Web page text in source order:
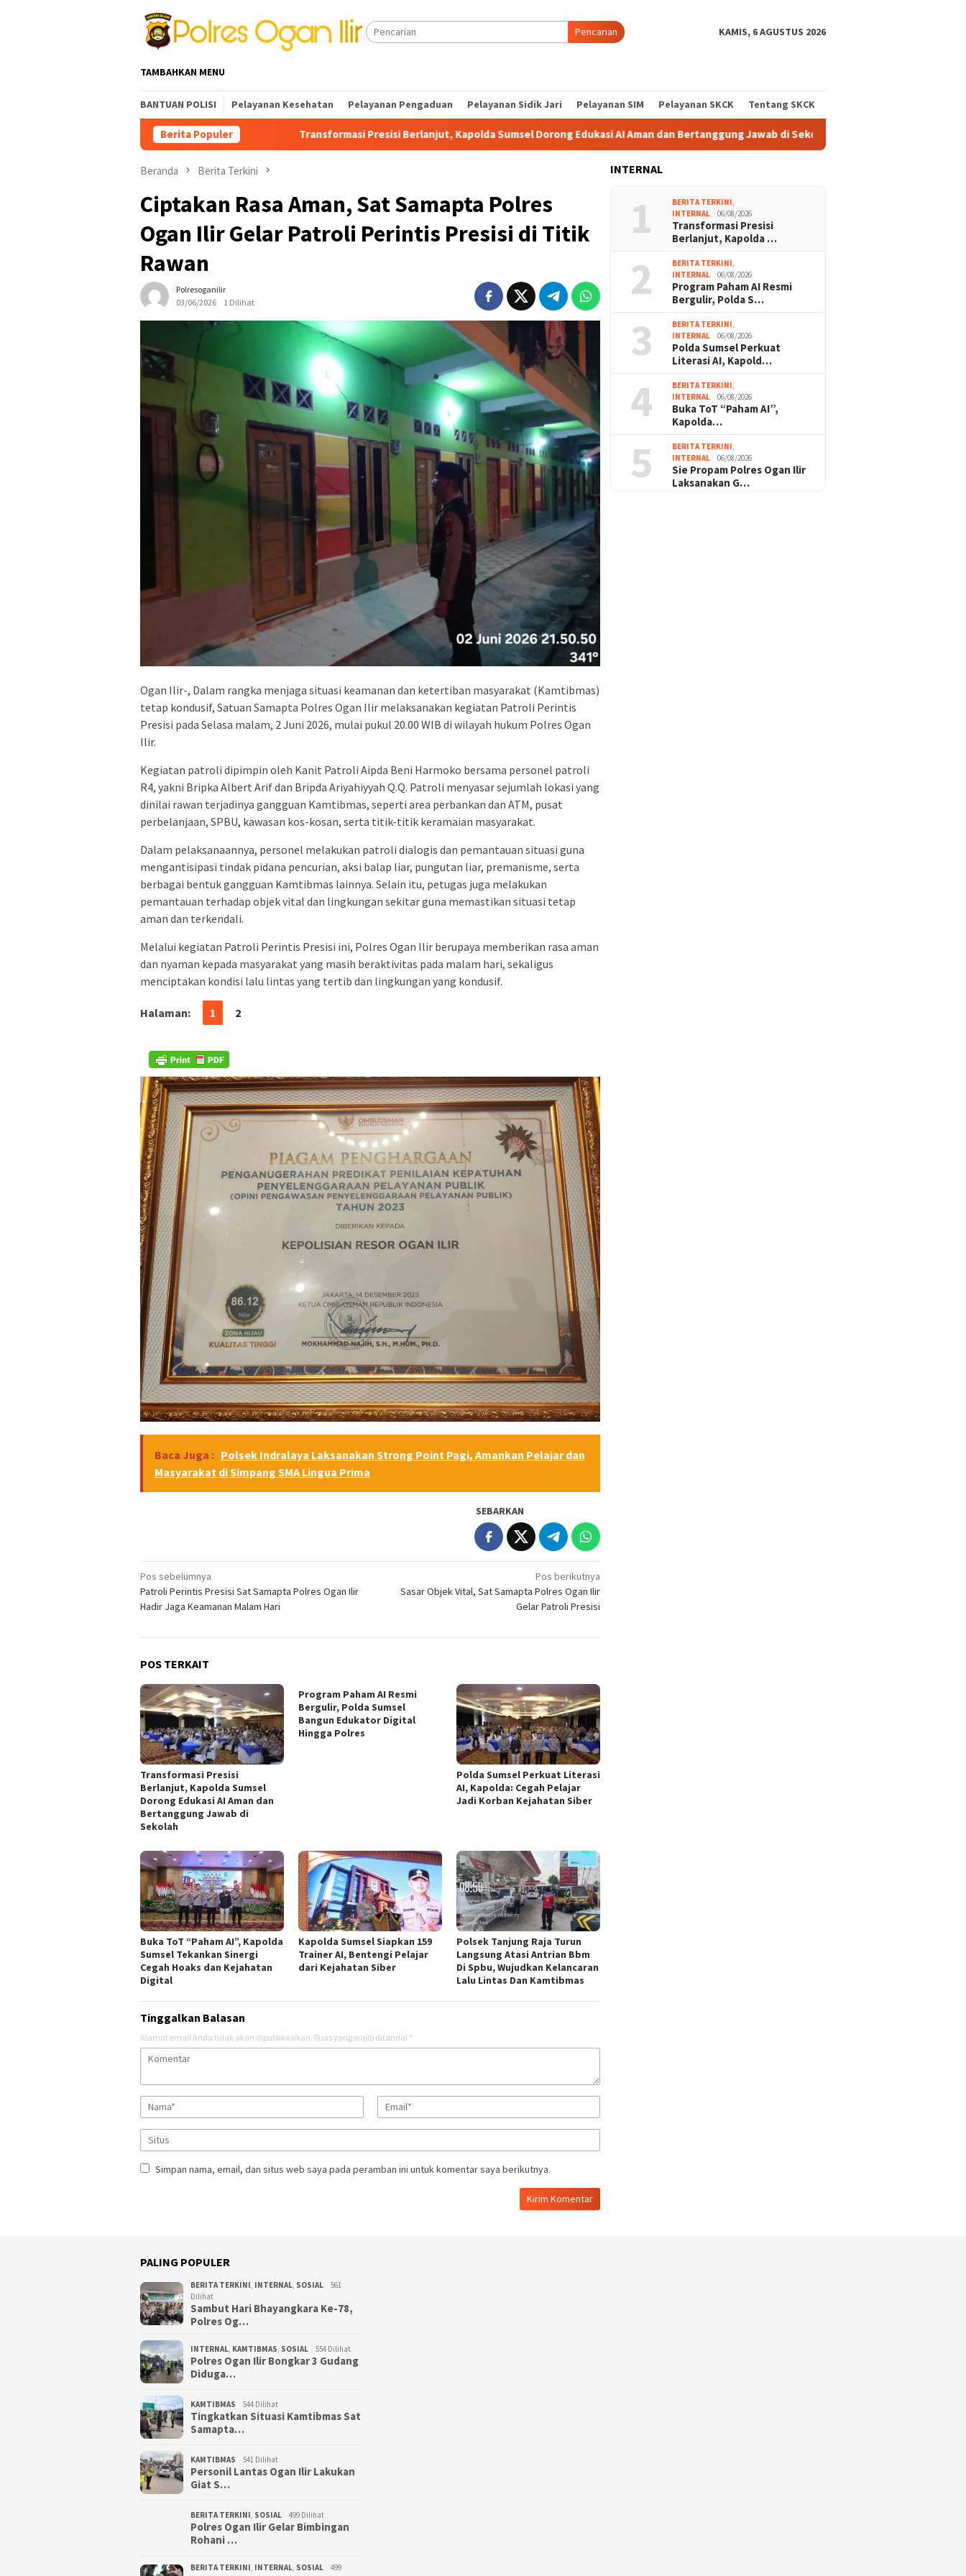
Pencarian KAMIS, 6 AGUSTUS 2026
TAMBAHKAN MENU
BANTUAN POLISI Pelayanan Kesehatan Pelayanan Pengaduan Pelayanan Sidik Jari Pelayanan SIM Pelayanan SKCK Tentang SKCK
Berita PopulerTransformasi Presisi Berlanjut, Kapolda Sumsel Dorong Edukasi AI Aman dan Bertanggung Jawab di Sekolah Program Paham AI Resmi Bergulir,
Beranda Berita Terkini
Ciptakan Rasa Aman, Sat Samapta Polres
Ogan Ilir Gelar Patroli Perintis Presisi di Titik
Rawan
Polresoganilir
03/06/2026
1 Dilihat
Ogan Ilir-, Dalam rangka menjaga situasi keamanan dan ketertiban masyarakat (Kamtibmas)
tetap kondusif, Satuan Samapta Polres Ogan Ilir melaksanakan kegiatan Patroli Perintis
Presisi pada Selasa malam, 2 Juni 2026, mulai pukul 20.00 WIB di wilayah hukum Polres Ogan
Ilir.
Kegiatan patroli dipimpin oleh Kanit Patroli Aipda Beni Harmoko bersama personel patroli
R4, yakni Bripka Albert Arif dan Bripda Ariyahiyyah Q.Q. Patroli menyasar sejumlah lokasi yang
dinilai rawan terjadinya gangguan Kamtibmas, seperti area perbankan dan ATM, pusat
perbelanjaan, SPBU, kawasan kos-kosan, serta titik-titik keramaian masyarakat.
Dalam pelaksanaannya, personel melakukan patroli dialogis dan pemantauan situasi guna
mengantisipasi tindak pidana pencurian, aksi balap liar, pungutan liar, premanisme, serta
berbagai bentuk gangguan Kamtibmas lainnya. Selain itu, petugas juga melakukan
pemantauan terhadap objek vital dan lingkungan sekitar guna memastikan situasi tetap
aman dan terkendali.
Melalui kegiatan Patroli Perintis Presisi ini, Polres Ogan Ilir berupaya memberikan rasa aman
dan nyaman kepada masyarakat yang masih beraktivitas pada malam hari, sekaligus
menciptakan kondisi lalu lintas yang tertib dan lingkungan yang kondusif.
Halaman: 1 2
Baca Juga : Polsek Indralaya Laksanakan Strong Point Pagi, Amankan Pelajar dan
Masyarakat di Simpang SMA Lingua Prima
SEBARKAN
Navigasi
pos
Pos sebelumnya
Patroli Perintis Presisi Sat Samapta Polres Ogan Ilir
Hadir Jaga Keamanan Malam Hari
Pos berikutnya
Sasar Objek Vital, Sat Samapta Polres Ogan Ilir
Gelar Patroli Presisi
POS TERKAIT
Transformasi Presisi
Berlanjut, Kapolda Sumsel
Dorong Edukasi AI Aman dan
Bertanggung Jawab di
Sekolah
Program Paham AI Resmi
Bergulir, Polda Sumsel
Bangun Edukator Digital
Hingga Polres
Polda Sumsel Perkuat Literasi
AI, Kapolda: Cegah Pelajar
Jadi Korban Kejahatan Siber
Buka ToT “Paham AI”, Kapolda
Sumsel Tekankan Sinergi
Cegah Hoaks dan Kejahatan
Digital
Kapolda Sumsel Siapkan 159
Trainer AI, Bentengi Pelajar
dari Kejahatan Siber
Polsek Tanjung Raja Turun
Langsung Atasi Antrian Bbm
Di Spbu, Wujudkan Kelancaran
Lalu Lintas Dan Kamtibmas
Tinggalkan Balasan
Alamat email Anda tidak akan dipublikasikan. Ruas yang wajib ditandai *
Simpan nama, email, dan situs web saya pada peramban ini untuk komentar saya berikutnya.
INTERNAL
1 BERITA TERKINI,
INTERNAL
06/08/2026
Transformasi Presisi
Berlanjut, Kapolda …
2 BERITA TERKINI,
INTERNAL
06/08/2026
Program Paham AI Resmi
Bergulir, Polda S…
3 BERITA TERKINI,
INTERNAL
06/08/2026
Polda Sumsel Perkuat
Literasi AI, Kapold…
4 BERITA TERKINI,
INTERNAL
06/08/2026
Buka ToT “Paham AI”,
Kapolda…
5 BERITA TERKINI,
INTERNAL
06/08/2026
Sie Propam Polres Ogan Ilir
Laksanakan G…
PALING POPULER
BERITA TERKINI, INTERNAL, SOSIAL
561
Dilihat
Sambut Hari Bhayangkara Ke-78,
Polres Og…
INTERNAL, KAMTIBMAS, SOSIAL 554 Dilihat
Polres Ogan Ilir Bongkar 3 Gudang
Diduga…
KAMTIBMAS 544 Dilihat
Tingkatkan Situasi Kamtibmas Sat
Samapta…
KAMTIBMAS 541 Dilihat
Personil Lantas Ogan Ilir Lakukan
Giat S…
BERITA TERKINI, SOSIAL 499 Dilihat
Polres Ogan Ilir Gelar Bimbingan
Rohani …
BERITA TERKINI, INTERNAL, SOSIAL
499